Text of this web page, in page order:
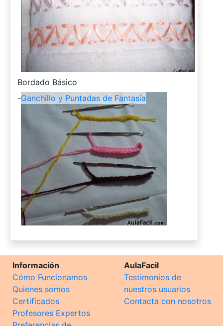
-
Bordado Básico
-Ganchillo y Puntadas de Fantasía
Información
Cómo Funcionamos
Quienes somos
Certificados
Profesores Expertos
AulaFacil
Testimonios de
nuestros usuarios
Contacta con nosotros